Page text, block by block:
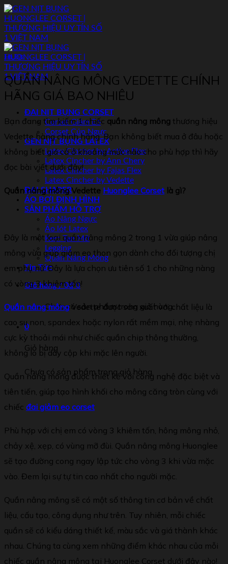
Skip
to
content
ĐAI NỊT BỤNG CORSET
Corset Giảm Eo
Corset Cúp Ngực
GEN NỊT BỤNG LATEX
Latex Cincher by Active Flex
Latex Cincher by Ann Chery
Latex Cincher by Fajas Flex
Latex Cincher by Vedette
ĐAI SHAPER
ÁO BƠI ĐỊNH HÌNH
SẢN PHẨM HỖ TRỢ
Áo Nâng Ngực
Áo lót Latex
Kem Tan Mỡ
Legging
Quần Nâng Mông
Tin Tức
Giỏ hàng /0₫ 0
Chưa có sản phẩm trong giỏ hàng.
0
Giỏ hàng
Chưa có sản phẩm trong giỏ hàng.
Tin Tức
QUẦN NÂNG MÔNG VEDETTE CHÍNH
HÃNG GIÁ BAO NHIÊU
Bạn đang tìm kiếm 1 chiếc quần nâng mông thương hiệu
Vedette hàng chính hãng. Bạn không biết mua ở đâu hoặc
không biết giá cả ở khoảng mức nào cho phù hợp thì hãy
đọc bài viết dưới đây!
Quần nâng mông Vedette Huonglee Corset à gì?
Đây là một loại quần nâng mông 2 trong 1 vừa giúp nâng
mông vừa giúp giảm eo thon gọn dành cho đối tượng chị
em phụ nữ. Đây là lựa chọn ưu tiên số 1 cho những nàng
có vòng 3 khiêm tốn!
Quần nâng môngVedette được sản xuất với chất liệu là
cao su non, spandex hoặc nylon rất mềm mại, nhẹ nhàng
cực kỳ thoải mái như chiếc quần chip thông thường,
không lo bị dày cộp khi mặc lên người.
Quần nâng mông được thiết kế với công nghệ đặc biệt và
tiên tiến, giúp tạo hình khối cho mông căng tròn cùng với
chiếc đai giảm eo corset
Phù hợp với chị em có vòng 3 khiêm tốn, hông mông nhỏ,
chảy xệ, xẹp, có vùng mỡ đùi. Quần nâng mông Huonglee
sẽ tạo đường cong ngay lập tức cho vòng 3 khi vừa mặc
vào. Đem lại sự tự tin cao nhất cho người mặc.
Quần nâng mông sẽ có một số thông tin cơ bản về chất
liệu, cấu tạo, công dụng như trên. Tuy nhiên, mỗi chiếc
quần sẽ có kiểu dáng thiết kế, màu sắc và giá thành khác
nhau. Chúng ta cùng xem những điểm khác nhau của mỗi
chiếc quần nâng mông tại Huonglee Corset dưới đây nào!